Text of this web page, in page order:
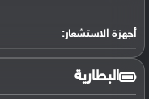
أجهزة الاستشعار:
البطارية